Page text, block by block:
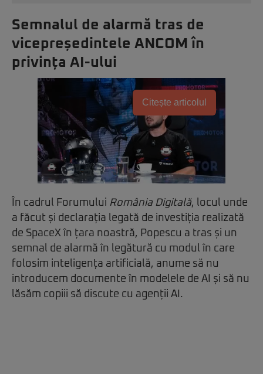
Semnalul de alarmă tras de
vicepreședintele ANCOM în
privința AI-ului
Citește articolul
În cadrul Forumului România Digitală, locul unde
a făcut și declarația legată de investiția realizată
de SpaceX în țara noastră, Popescu a tras și un
semnal de alarmă în legătură cu modul în care
folosim inteligența artificială, anume să nu
introducem documente în modelele de AI și să nu
lăsăm copiii să discute cu agenții AI.